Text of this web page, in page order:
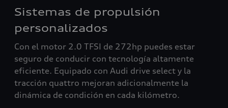
Sistemas de propulsión
personalizados
Con el motor 2.0 TFSI de 272hp puedes estar
seguro de conducir con tecnología altamente
eficiente. Equipado con Audi drive select y la
tracción quattro mejoran adicionalmente la
dinámica de condición en cada kilómetro.